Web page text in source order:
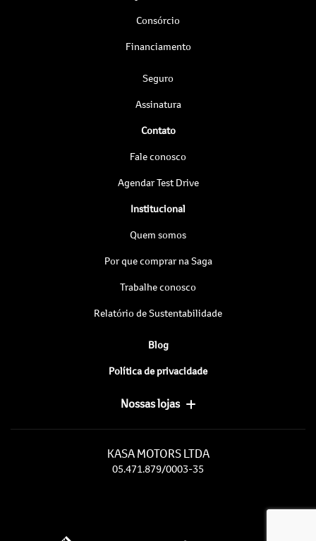
Consórcio
Financiamento
Seguro
Assinatura
Contato
Fale conosco
Agendar Test Drive
Institucional
Quem somos
Por que comprar na Saga
Trabalhe conosco
Relatório de Sustentabilidade
Blog
Política de privacidade
Nossas lojas
KASA MOTORS LTDA
05.471.879/0003-35